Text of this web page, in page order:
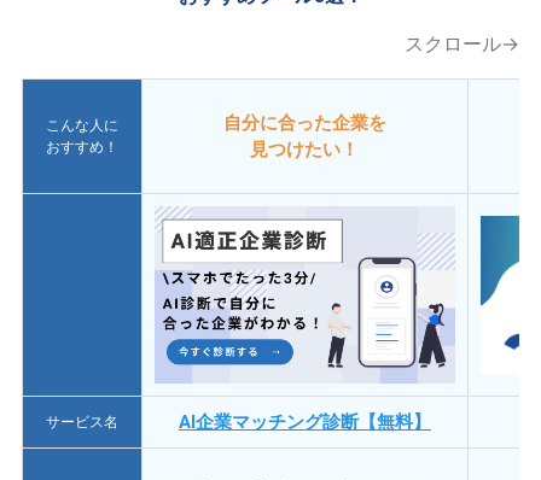
スクロール→
こんな人に
おすすめ！
自分に合った企業を
見つけたい！
サービス名 AI企業マッチング診断【無料】